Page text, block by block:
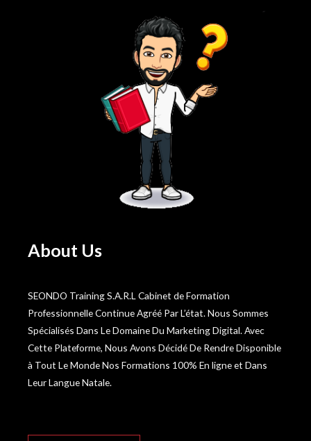
About Us
SEONDO Training S.A.R.L Cabinet de Formation
Professionnelle Continue Agréé Par L’état. Nous Sommes
Spécialisés Dans Le Domaine Du Marketing Digital. Avec
Cette Plateforme, Nous Avons Décidé De Rendre Disponible
à Tout Le Monde Nos Formations 100% En ligne et Dans
Leur Langue Natale.